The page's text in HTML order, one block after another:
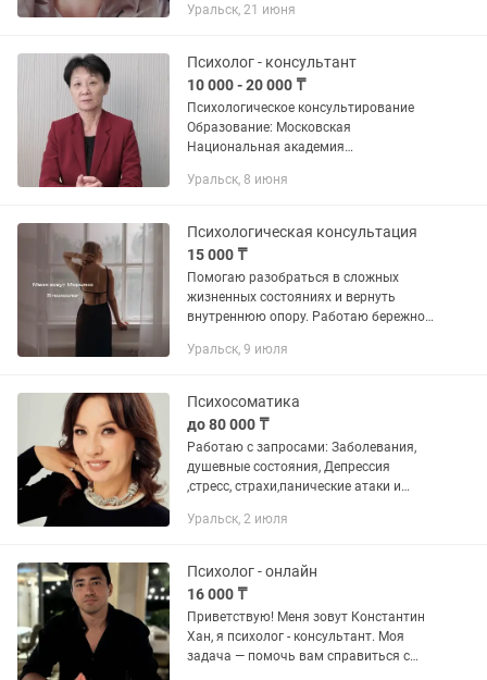
травмы (стресс, развод, смерть
недомогания...
Уральск, 21 июня
Психолог - консультант
10 000 - 20 000 ₸
Психологическое консультирование
Образование: Московская
Национальная академия
образования Помощь в трудных
травмирующие...
Уральск, 8 июня
Психологическая консультация
15 000 ₸
Помогаю разобраться в сложных
жизненных состояниях и вернуть
внутреннюю опору. Работаю бережно,
важно не просто «поговорить», а
Уральск, 9 июля
Психосоматика
до 80 000 ₸
Работаю с запросами: Заболевания,
душевные состояния, Депрессия
,стресс, страхи,панические атаки и
аллергией 18лет,имеет кривую
Уральск, 2 июля
Психолог - онлайн
16 000 ₸
Приветствую! Меня зовут Константин
Хан, я психолог - консультант. Моя
задача — помочь вам справиться с